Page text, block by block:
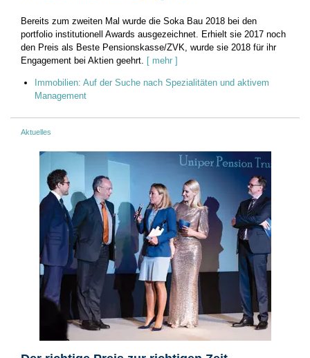
Bereits zum zweiten Mal wurde die Soka Bau 2018 bei den
portfolio institutionell Awards ausgezeichnet. Erhielt sie 2017 noch
den Preis als Beste Pensionskasse/ZVK, wurde sie 2018 für ihr
Engagement bei Aktien geehrt. [ mehr ]
Immobilien: Auf der Suche nach Spezialitäten und aktivem
Management
Aktuelles